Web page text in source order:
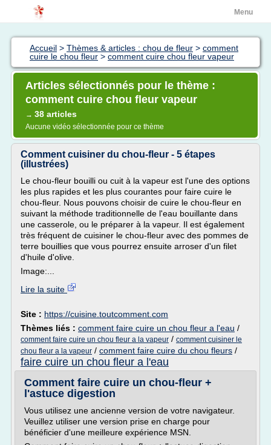
Menu
Accueil > Thèmes & articles : chou de fleur > comment
cuire le chou fleur > comment cuire chou fleur vapeur
Articles sélectionnés pour le thème :
comment cuire chou fleur vapeur
→ 38 articles
Aucune vidéo sélectionnée pour ce thème
Comment cuisiner du chou-fleur - 5 étapes
(illustrées)
Le chou-fleur bouilli ou cuit à la vapeur est l'une des options
les plus rapides et les plus courantes pour faire cuire le
chou-fleur. Nous pouvons choisir de cuire le chou-fleur en
suivant la méthode traditionnelle de l'eau bouillante dans
une casserole, ou le préparer à la vapeur. Il est également
très fréquent de cuisiner le chou-fleur avec des pommes de
terre bouillies que vous pourrez ensuite arroser d'un filet
d'huile d'olive.
Image:...
Lire la suite
Site : https://cuisine.toutcomment.com
Thèmes liés : comment faire cuire un chou fleur a l'eau /
comment faire cuire un chou fleur a la vapeur / comment cuisiner le
chou fleur a la vapeur / comment faire cuire du chou fleurs /
faire cuire un chou fleur a l'eau
Comment faire cuire un chou-fleur +
l'astuce digestion
Vous utilisez une ancienne version de votre navigateur.
Veuillez utiliser une version prise en charge pour
bénéficier d'une meilleure expérience MSN.